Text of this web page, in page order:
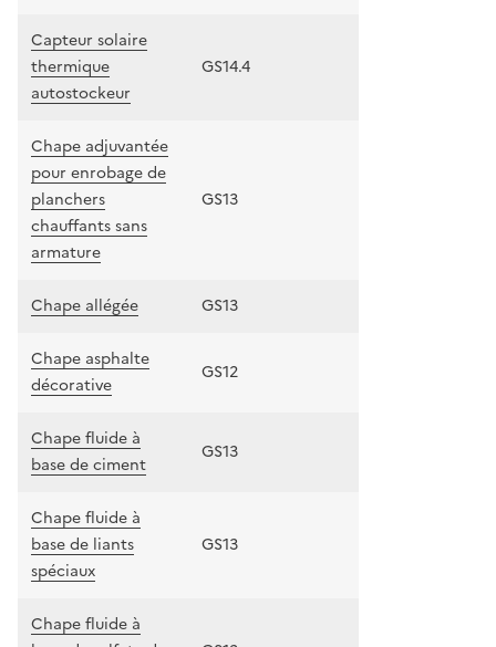
Capteur solaire
thermique
autostockeur
GS14.4
Chape adjuvantée
pour enrobage de
planchers
chauffants sans
armature
GS13
Chape allégée GS13
Chape asphalte
décorative
GS12
Chape fluide à
base de ciment
GS13
Chape fluide à
base de liants
spéciaux
GS13
Chape fluide à